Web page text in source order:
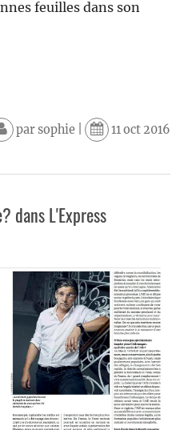
feuilles dans son
parsophie| 11 oct 2016
dans L'Express